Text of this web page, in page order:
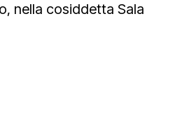
nella cosiddetta Sala